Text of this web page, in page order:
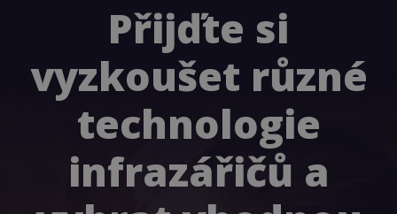
Přijďte si
vyzkoušet různé
technologie
infrazářičů a